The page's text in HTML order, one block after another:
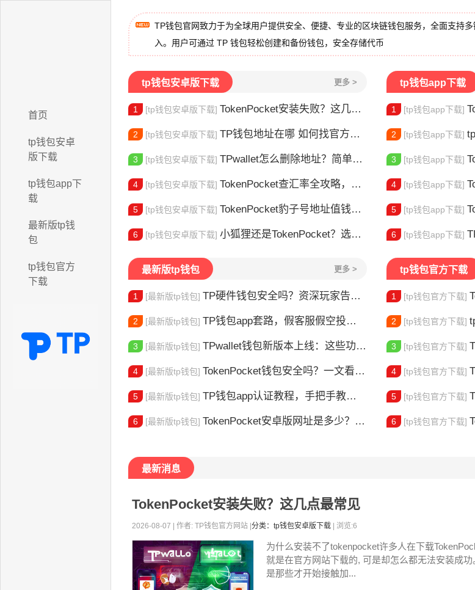
首页
tp钱包安卓
版下载
tp钱包app下
载
最新版tp钱
包
tp钱包官方
下载
TP钱包官网致力于为全球用户提供安全、便捷、专业的区块链钱包服务，全面支持
入。用户可通过 TP 钱包轻松创建和备份钱包，安全存储代币
tp钱包安卓版下载 更多 >
1 [tp钱包安卓版下载] TokenPocket安装失败？这几点最常见
2 [tp钱包安卓版下载] TP钱包地址在哪 如何找官方下载入口
3 [tp钱包安卓版下载] TPwallet怎么删除地址？简单几步教你移除多余钱包
4 [tp钱包安卓版下载] TokenPocket查汇率全攻略，新手一看就会
5 [tp钱包安卓版下载] TokenPocket豹子号地址值钱吗？新手看完这篇就懂了
6 [tp钱包安卓版下载] 小狐狸还是TokenPocket？选对钱包很重要
tp钱包app下载
1 [tp钱包app下载]
2 [tp钱包app下载] tp
3 [tp钱包app下载]
4 [tp钱包app下载]
5 [tp钱包app下载]
6 [tp钱包app下载]
最新版tp钱包 更多 >
1 [最新版tp钱包] TP硬件钱包安全吗？资深玩家告诉你真相
2 [最新版tp钱包] TP钱包app套路，假客服假空投全曝光
3 [最新版tp钱包] TPwallet钱包新版本上线：这些功能升级值得体验
4 [最新版tp钱包] TokenPocket钱包安全吗？一文看懂真实风险
5 [最新版tp钱包] TP钱包app认证教程，手把手教你完成身份验证
6 [最新版tp钱包] TokenPocket安卓版网址是多少？一文教你安全下载
tp钱包官方下载
1 [tp钱包官方下载]
2 [tp钱包官方下载]
3 [tp钱包官方下载]
4 [tp钱包官方下载]
5 [tp钱包官方下载]
6 [tp钱包官方下载]
最新消息
TokenPocket安装失败？这几点最常见
2026-08-07 | 作者: TP钱包官方网站 | 分类：tp钱包安卓版下载 | 浏览:6
为什么安装不了tokenpocket许多人在下载
就是在官方网站下载的, 可是却怎么都无法安装成
是那些才开始接触加...